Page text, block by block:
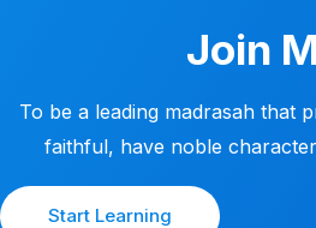
Join
To be a leading madrasah that
faithful, have noble
Start Learning